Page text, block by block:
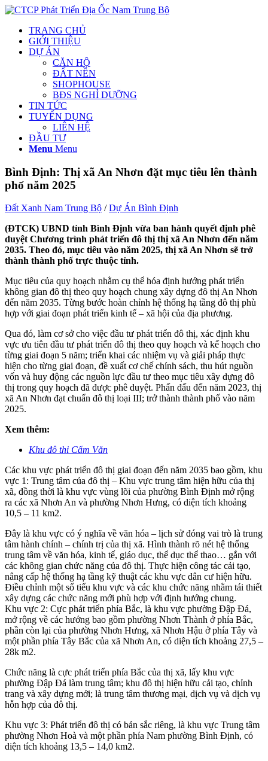
TRANG CHỦ
GIỚI THIỆU
DỰ ÁN
CĂN HỘ
ĐẤT NỀN
SHOPHOUSE
BĐS NGHỈ DƯỠNG
TIN TỨC
TUYỂN DỤNG
LIÊN HỆ
ĐẦU TƯ
Menu Menu
Bình Định: Thị xã An Nhơn đặt mục tiêu lên thành
phố năm 2025
Đất Xanh Nam Trung Bộ /Dự Án Bình Định
(ĐTCK) UBND tỉnh Bình Định vừa ban hành quyết định phê
duyệt Chương trình phát triển đô thị thị xã An Nhơn đến năm
2035. Theo đó, mục tiêu vào năm 2025, thị xã An Nhơn sẽ trở
thành thành phố trực thuộc tỉnh.
Mục tiêu của quy hoạch nhằm cụ thể hóa định hướng phát triển
không gian đô thị theo quy hoạch chung xây dựng đô thị An Nhơn
đến năm 2035. Từng bước hoàn chỉnh hệ thống hạ tầng đô thị phù
hợp với giai đoạn phát triển kinh tế – xã hội của địa phương.
Qua đó, làm cơ sở cho việc đầu tư phát triển đô thị, xác định khu
vực ưu tiên đầu tư phát triển đô thị theo quy hoạch và kế hoạch cho
từng giai đoạn 5 năm; triển khai các nhiệm vụ và giải pháp thực
hiện cho từng giai đoạn, đề xuất cơ chế chính sách, thu hút nguồn
vốn và huy động các nguồn lực đầu tư theo mục tiêu xây dựng đô
thị trong quy hoạch đã được phê duyệt. Phấn đấu đến năm 2023, thị
xã An Nhơn đạt chuẩn đô thị loại III; trở thành thành phố vào năm
2025.
Xem thêm:
Khu đô thi Cẩm Văn
Các khu vực phát triển đô thị giai đoạn đến năm 2035 bao gồm, khu
vực 1: Trung tâm của đô thị – Khu vực trung tâm hiện hữu của thị
xã, đồng thời là khu vực vùng lõi của phường Bình Định mở rộng
ra các xã Nhơn An và phường Nhơn Hưng, có diện tích khoảng
10,5 – 11 km2.
Đây là khu vực có ý nghĩa về văn hóa – lịch sử đóng vai trò là trung
tâm hành chính – chính trị của thị xã. Hình thành rõ nét hệ thống
trung tâm về văn hóa, kinh tế, giáo dục, thể dục thể thao… gắn với
các không gian chức năng của đô thị. Thực hiện công tác cải tạo,
nâng cấp hệ thống hạ tầng kỹ thuật các khu vực dân cư hiện hữu.
Điều chỉnh một số tiểu khu vực và các khu chức năng nhằm tái thiết
xây dựng các chức năng mới phù hợp với định hướng chung.
Khu vực 2: Cực phát triển phía Bắc, là khu vực phường Đập Đá,
mở rộng về các hướng bao gồm phường Nhơn Thành ở phía Bắc,
phần còn lại của phường Nhơn Hưng, xã Nhơn Hậu ở phía Tây và
một phần phía Tây Bắc của xã Nhơn An, có diện tích khoảng 27,5 –
28k m2.
Chức năng là cực phát triển phía Bắc của thị xã, lấy khu vực
phường Đập Đá làm trung tâm; khu đô thị hiện hữu cải tạo, chỉnh
trang và xây dựng mới; là trung tâm thương mại, dịch vụ và dịch vụ
hỗn hợp của đô thị.
Khu vực 3: Phát triển đô thị có bản sắc riêng, là khu vực Trung tâm
phường Nhơn Hoà và một phần phía Nam phường Bình Định, có
diện tích khoảng 13,5 – 14,0 km2.